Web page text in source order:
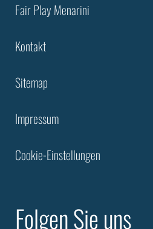
Fair Play Menarini
Kontakt
Sitemap
Impressum
Cookie-Einstellungen
Folgen Sie uns